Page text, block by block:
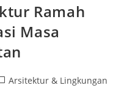
Ramah
Masa
Arsitektur & Lingkungan